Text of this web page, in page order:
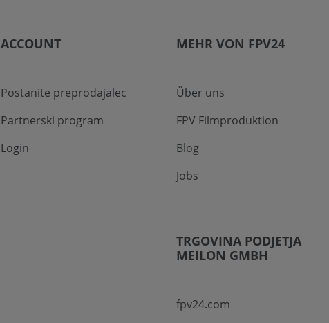
ACCOUNT
Postanite preprodajalec
Partnerski program
Login
MEHR VON FPV24
Über uns
FPV Filmproduktion
Blog
Jobs
TRGOVINA PODJETJA
MEILON GMBH
fpv24.com